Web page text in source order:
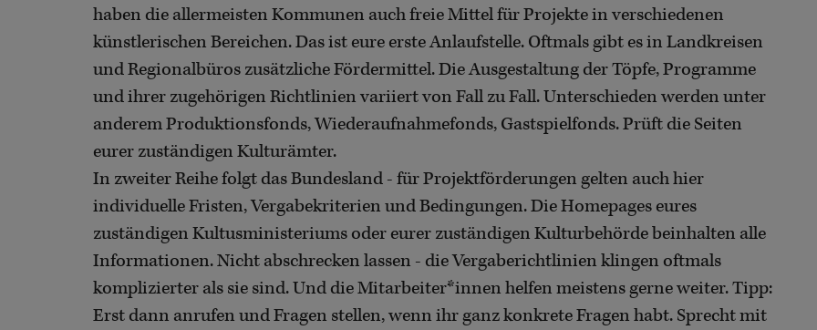
haben die allermeisten Kommunen auch freie Mittel für Projekte in verschiedenen
künstlerischen Bereichen. Das ist eure erste Anlaufstelle. Oftmals gibt es in Landkreisen
und Regionalbüros zusätzliche Fördermittel. Die Ausgestaltung der Töpfe, Programme
und ihrer zugehörigen Richtlinien variiert von Fall zu Fall. Unterschieden werden unter
anderem Produktionsfonds, Wiederaufnahmefonds, Gastspielfonds. Prüft die Seiten
eurer zuständigen Kulturämter.
In zweiter Reihe folgt das Bundesland - für Projektförderungen gelten auch hier
individuelle Fristen, Vergabekriterien und Bedingungen. Die Homepages eures
zuständigen Kultusministeriums oder eurer zuständigen Kulturbehörde beinhalten alle
Informationen. Nicht abschrecken lassen - die Vergaberichtlinien klingen oftmals
komplizierter als sie sind. Und die Mitarbeiter*innen helfen meistens gerne weiter. Tipp:
Erst dann anrufen und Fragen stellen, wenn ihr ganz konkrete Fragen habt. Sprecht mit